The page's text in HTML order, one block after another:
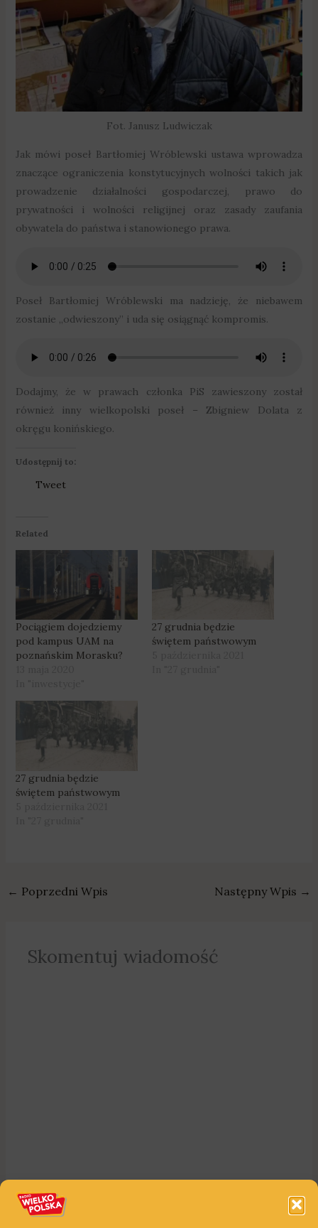
Fot. Janusz Ludwiczak
Jak mówi poseł Bartłomiej Wróblewski ustawa wprowadza
znaczące ograniczenia konstytucyjnych wolności takich jak
prowadzenie działalności gospodarczej, prawo do
prywatności i wolności religijnej oraz zasady zaufania
obywatela do państwa i stanowionego prawa.
Poseł Bartłomiej Wróblewski ma nadzieję, że niebawem
zostanie „odwieszony” i uda się osiągnąć kompromis.
Dodajmy, że w prawach członka PiS zawieszony został
również inny wielkopolski poseł – Zbigniew Dolata z
okręgu konińskiego.
Udostępnij to:
Tweet
Related
Pociągiem dojedziemy
pod kampus UAM na
poznańskim Morasku?
27 grudnia będzie
świętem państwowym
27 grudnia będzie
świętem państwowym
← Poprzedni Wpis Następny Wpis →
Skomentuj wiadomość